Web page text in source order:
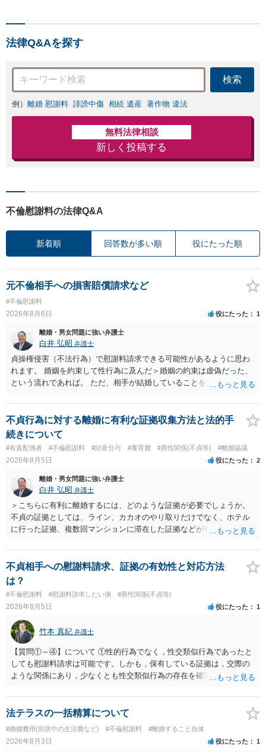
お店の風評被害対
応可：開示請求の
意見照会が来たと
きの対処法、被害
者との示談交渉
法律Q&Aを探す
検索
例） 離婚 慰謝料 誹謗中傷 相続 遺産 著作物 違法
無料法律相談
新しく投稿する
不倫慰謝料の法律Q&A
新着順 回答数が多い順 役にたった順
元不倫相手への損害賠償請求など
#不倫慰謝料
2026年8月6日 役にたった 1
離婚・男女問題に強い弁護士
白井 弘昭 弁護士
貞操権侵害（不法行為）で慰謝料請求できる可能性があるように思わ
れます。 婚姻を約束して性行為に及んだ＞婚姻の約束は虚偽だった、
という流れであれば。 ただ、相手が結婚していることを知って行為に
性も認められそうですので、あまり慰謝料は高額にならないように思
われます。 一度、最寄りの弁護士に相談してみてください。
不貞行為に対する離婚に有利な証拠収集方法と法的手
続きについて
#有責配偶者 #不倫慰謝料 #財産分与 #養育費 #異性関係(不貞等) #離婚協議
2026年8月5日 役にたった 2
離婚・男女問題に強い弁護士
白井 弘昭 弁護士
＞こちらに有利に離婚するには、どのような証拠が必要でしょうか。
不貞の証拠としては、ライン、カカオのやり取りだけでなく、ホテル
に行った証拠、複数回マンションに滞在した証拠などが有効です。 不
婚する、慰謝料をとるなど）ことができると思われます。 ただし、不
貞発覚後、長期間同居を続けると、不貞を許したとの評価につながる
場合がありますので、ご注意ください。 以上、ご参考まで。
不貞相手への慰謝料請求、証拠の有効性と対応方法
は？
#不倫慰謝料 #慰謝料請求したい側 #異性関係(不貞等)
2026年8月5日 役にたった 1
竹本 真紀 弁護士
【質問①～④】について ①性的行為でなく，性交類似行為であったと
しても慰謝料請求は可能です。しかも，保有している証拠は，交際の
ような関係にあり，少なくとも性交類似行為の存在を確実に証明でき
ことを窺わせるものです。）。ですから，慰謝料請求を進めることで
よいと思います。 ただ．慰謝料額については，婚姻破綻に至っていな
いとして，この点を考慮されることになるかもしれません。 ②夫との
今後のことを考えて書いてもらうか否かを検討するのがよいと思いま
す。今ある証拠以上のことを証明（証明力を強めることも含む）でき
法テラスの一括精算について
#婚姻費用(別居中の生活費など) #不倫慰謝料 #離婚すること自体
2026年8月3日 役にたった 1